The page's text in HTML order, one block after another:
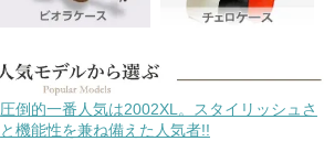
圧倒的一番人気は2002XL。スタイリッシュさ
と機能性を兼ね備えた人気者!!